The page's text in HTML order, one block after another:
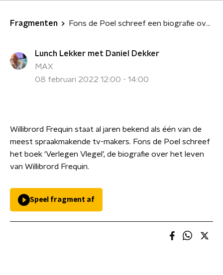
Fragmenten Fons de Poel schreef een biografie over Willibrord Frequin!
Lunch Lekker met Daniel Dekker
MAX
08 februari 2022 12:00 - 14:00
Willibrord Frequin staat al jaren bekend als één van de
meest spraakmakende tv-makers. Fons de Poel schreef
het boek ‘Verlegen Vlegel’, de biografie over het leven
van Willibrord Frequin.
Speel fragment af